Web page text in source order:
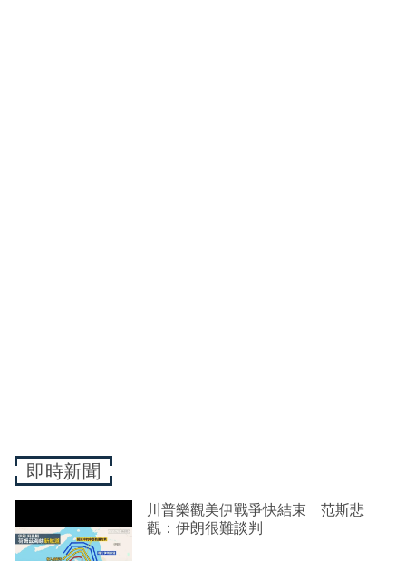
即時新聞
川普樂觀美伊戰爭快結束 范斯悲
觀：伊朗很難談判